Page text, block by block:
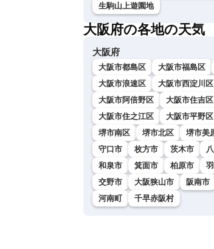
生駒山上遊園地
大阪府の各地の天気
大阪府
大阪市都島区 大阪市福島区
大阪市浪速区
大阪市西淀川区
大阪市阿倍野区
大阪市住吉区
大阪市住之江区
大阪市平野区
堺市南区
堺市北区 堺市美
守口市
枚方市 茨木市
和泉市
箕面市 柏原市
交野市
大阪狭山市 阪南市
河南町
千早赤阪村